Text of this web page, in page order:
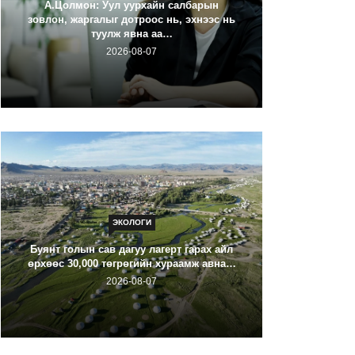
А.Цолмон: Уул уурхайн салбарын
зовлон, жаргалыг дотроос нь, эхнээс нь
туулж явна аа…
2026-08-07
ЭКОЛОГИ
Буянт голын сав дагуу лагерт гарах айл
өрхөөс 30,000 төгрөгийн хураамж авна…
2026-08-07